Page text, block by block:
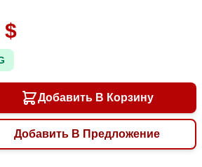
$
Добавить В Корзину
Добавить В Предложение